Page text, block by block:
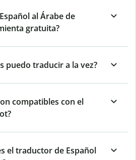
al Árabe de
gratuita?
puedo traducir a la vez?
compatibles con el
el traductor de Español